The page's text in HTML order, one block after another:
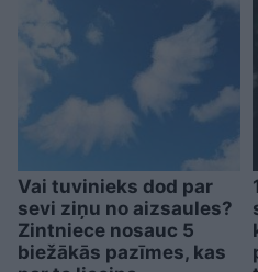
Vai tuvinieks dod par
sevi ziņu no aizsaules?
Zintniece nosauc 5
biežākās pazīmes, kas